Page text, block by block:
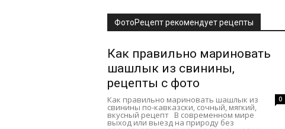
ФотоРецепт рекомендует рецепты
Как правильно мариновать
шашлык из свинины,
рецепты с фото
0
Как правильно мариновать шашлык из
свинины по-кавказски, сочный, мягкий,
вкусный рецепт В современном мире
выход или выезд на природу без